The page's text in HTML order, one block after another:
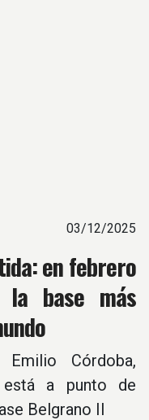
03/12/2025
en febrero
base más
Córdoba,
a punto de
Belgrano II